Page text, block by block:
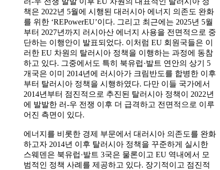
책은 2022년 5월에 시행된 대러시아 에너지 의존도 완화
를 위한 ‘REPowerEU’이다. 그리고 최근에는 2025년 5월
부터 2027년까지 러시아산 에너지 사용을 전면적으로 중
단하는 이행안이 발표되었다. 이처럼 EU 회원국들은 이
러한 EU 차원의 탈러시아 정책을 이행하는 과정에 동참
하고 있다. 그중에서도 특히 북유럽·발트 연안의 상기 5
개국은 이미 2014년에 러시아가 크림반도를 합병한 이후
부터 탈러시아 정책을 시행하였다. 다만 이들 국가에서
2014년부터 점진적으로 추진된 탈러시아 정책이 2022년
에 발발한 러-우 전쟁 이후 더 급격하고 전면적으로 이루
어진 측면이 있다.
에너지를 비롯한 경제 부문에서 대러시아 의존도를 완화
하고자 2014년 이후 탈러시아 정책을 꾸준하게 실시한
스웨덴은 북유럽·발트 3국은 물론이고 EU 역내에서 모
범적인 정책 사례를 제공하고 있다. 장기적이고 점진적